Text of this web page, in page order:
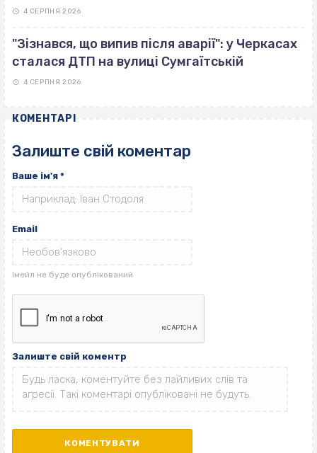
4 СЕРПНЯ 2026
"Зізнався, що випив після аварії": у Черкасах
сталася ДТП на вулиці Сумгаїтській
4 СЕРПНЯ 2026
КОМЕНТАРІ
Залиште свій коментар
Ваше ім'я *
Email
Залиште свій коментр